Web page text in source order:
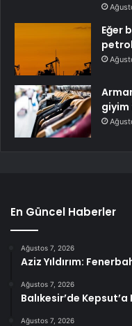
Eğer
En Güncel Haberler
Ağustos 7, 2026
Aziz Yıldırım:
Ağustos 7, 2026
Balıkesir’de
Ağustos 7, 2026